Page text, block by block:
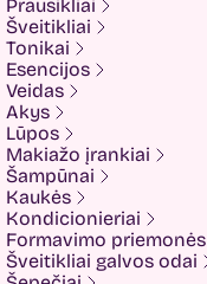
Dalton
Dear Doer
Ekseption
Elizavecca
ESFOLIO
ETUDE
Eyenlip
FaceFacts
Fariis
Fixderma
Fluff
Formal Bee
Fusion
Prausikliai
Šveitikliai
Tonikai
Esencijos
Veidas
Akys
Lūpos
Makiažo įrankiai
Šampūnai
Kaukės
Kondicionieriai
Formavimo priemonės
Šveitikliai galvos odai